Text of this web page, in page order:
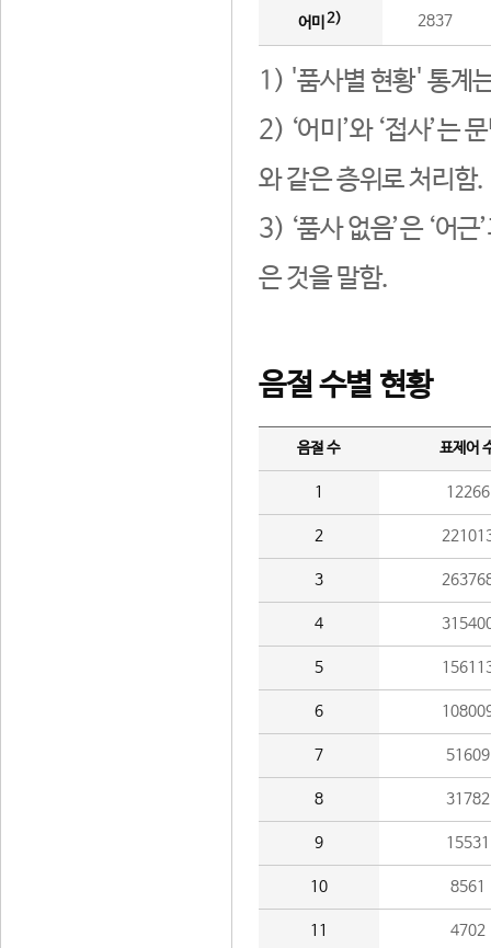
어미 2) 2837
1) '품사별 현황' 통계
2) ‘어미’와 ‘접사’는
와 같은 층위로 처리함.
3) ‘품사 없음’은 ‘어
은 것을 말함.
음절 수별 현황
음절 수 표제어
1 12266
2
3
4
5
6
7 51609
8 31782
9 15531
10 8561
11 4702